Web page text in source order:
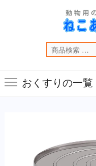
おくすりの一覧